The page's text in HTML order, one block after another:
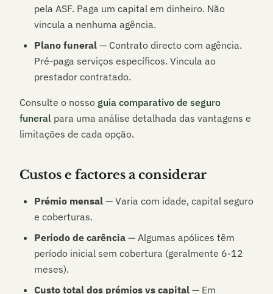
pela ASF. Paga um capital em dinheiro. Não
vincula a nenhuma agência.
Plano funeral — Contrato directo com agência.
Pré-paga serviços específicos. Vincula ao
prestador contratado.
Consulte o nosso guia comparativo de seguro
funeral para uma análise detalhada das vantagens e
limitações de cada opção.
Custos e factores a considerar
Prémio mensal — Varia com idade, capital seguro
e coberturas.
Período de carência — Algumas apólices têm
período inicial sem cobertura (geralmente 6-12
meses).
Custo total dos prémios vs capital — Em